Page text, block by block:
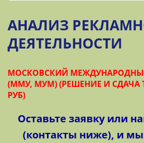
АНАЛИЗ
ДЕЯТЕЛЬНОСТИ
МОСКОВСКИЙ
(ММУ, МУМ) (РЕШЕНИЕ И СДАЧА
РУБ)
Оставьте заявку или
(контакты ниже), и